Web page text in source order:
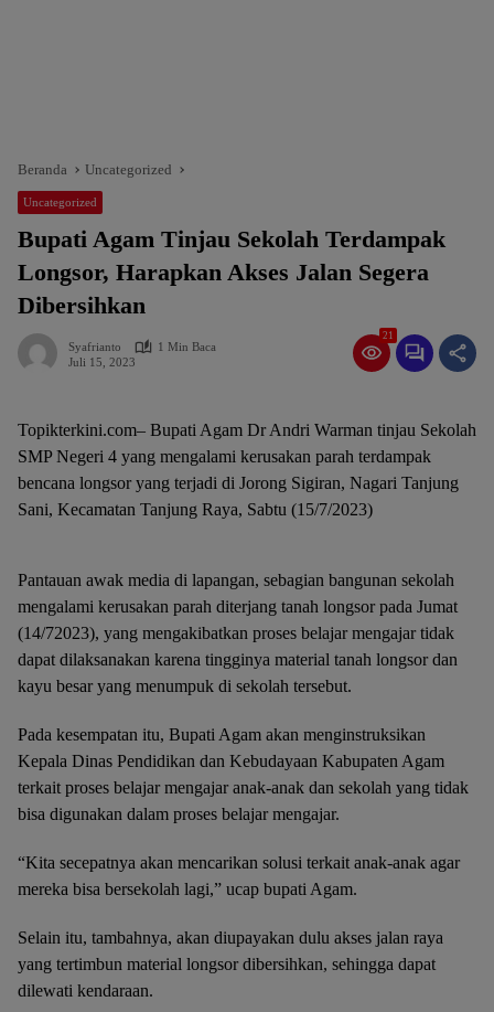
Beranda Uncategorized
Uncategorized
Bupati Agam Tinjau Sekolah Terdampak
Longsor, Harapkan Akses Jalan Segera
Dibersihkan
Syafrianto
1 Min Baca
Juli 15, 2023
21
Topikterkini.com– Bupati Agam Dr Andri Warman tinjau Sekolah
SMP Negeri 4 yang mengalami kerusakan parah terdampak
bencana longsor yang terjadi di Jorong Sigiran, Nagari Tanjung
Sani, Kecamatan Tanjung Raya, Sabtu (15/7/2023)
Pantauan awak media di lapangan, sebagian bangunan sekolah
mengalami kerusakan parah diterjang tanah longsor pada Jumat
(14/72023), yang mengakibatkan proses belajar mengajar tidak
dapat dilaksanakan karena tingginya material tanah longsor dan
kayu besar yang menumpuk di sekolah tersebut.
Pada kesempatan itu, Bupati Agam akan menginstruksikan
Kepala Dinas Pendidikan dan Kebudayaan Kabupaten Agam
terkait proses belajar mengajar anak-anak dan sekolah yang tidak
bisa digunakan dalam proses belajar mengajar.
“Kita secepatnya akan mencarikan solusi terkait anak-anak agar
mereka bisa bersekolah lagi,” ucap bupati Agam.
Selain itu, tambahnya, akan diupayakan dulu akses jalan raya
yang tertimbun material longsor dibersihkan, sehingga dapat
dilewati kendaraan.